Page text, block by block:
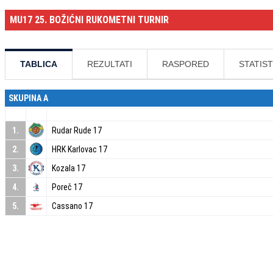
MU17 25. BOŽIĆNI RUKOMETNI TURNIR
TABLICA REZULTATI RASPORED
SKUPINA A
1.
Rudar Rude 17
2.
HRK Karlovac 17
3.
Kozala 17
4.
Poreč 17
5.
Cassano 17